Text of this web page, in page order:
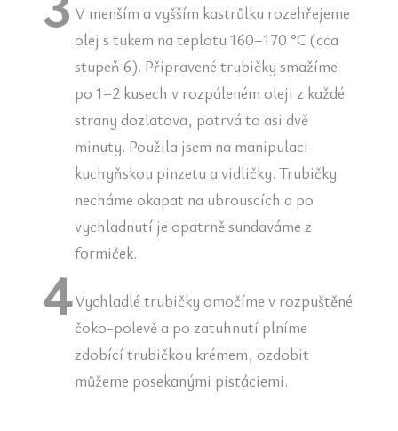
V menším a vyšším kastrůlku rozehřejeme
olej s tukem na teplotu 160–170 °C (cca
stupeň 6). Připravené trubičky smažíme
po 1–2 kusech v rozpáleném oleji z každé
strany dozlatova, potrvá to asi dvě
minuty. Použila jsem na manipulaci
kuchyňskou pinzetu a vidličky. Trubičky
necháme okapat na ubrouscích a po
vychladnutí je opatrně sundaváme z
formiček.
Vychladlé trubičky omočíme v rozpuštěné
čoko-polevě a po zatuhnutí plníme
zdobící trubičkou krémem, ozdobit
můžeme posekanými pistáciemi.